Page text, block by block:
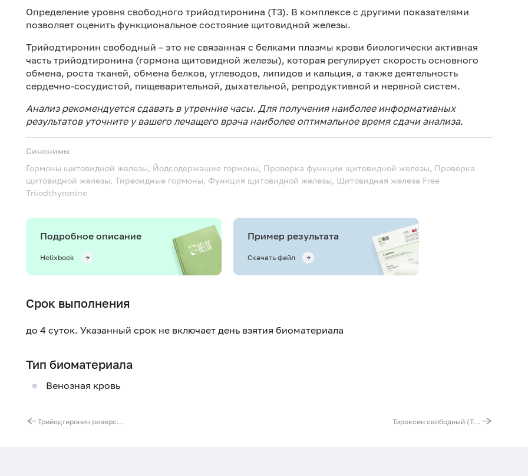
Определение уровня свободного трийодтиронина (Т3). В комплексе с другими показателями
позволяет оценить функциональное состояние щитовидной железы.
Трийодтиронин свободный – это не связанная с белками плазмы крови биологически активная
часть трийодтиронина (гормона щитовидной железы), которая регулирует скорость основного
обмена, роста тканей, обмена белков, углеводов, липидов и кальция, а также деятельность
сердечно-сосудистой, пищеварительной, дыхательной, репродуктивной и нервной систем.
Анализ рекомендуется сдавать в утренние часы. Для получения наиболее информативных
результатов уточните у вашего лечащего врача наиболее оптимальное время сдачи анализа.
Синонимы
Гормоны щитовидной железы, Йодсодержащие гормоны, Проверка функции щитовидной железы, Проверка
щитовидной железы, Тиреоидные гормоны, Функция щитовидной железы, Щитовидная железа Free
Triiodthyronine
Подробное описание
Helixbook
Пример результата
Скачать файл
Срок выполнения
до 4 суток. Указанный срок не включает день взятия биоматериала
Тип биоматериала
Венозная кровь
Трийодтиронин реверсивный (Т3 реверсивный), ВЭЖХ Тироксин свободный (Т4 свободный), ВЭЖХ